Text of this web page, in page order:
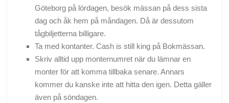
Göteborg på lördagen, besök mässan på dess sista
dag och åk hem på måndagen. Då är dessutom
tågbiljetterna billigare.
Ta med kontanter. Cash is still king på Bokmässan.
Skriv alltid upp monternumret när du lämnar en
monter för att komma tillbaka senare. Annars
kommer du kanske inte att hitta den igen. Detta gäller
även på söndagen.